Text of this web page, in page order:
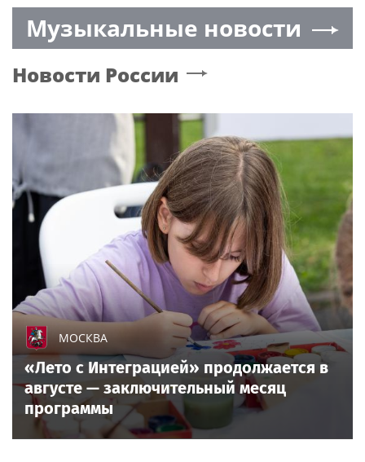
Музыкальные новости
Новости России
МОСКВА
«Лето с Интеграцией» продолжается в
августе — заключительный месяц
программы